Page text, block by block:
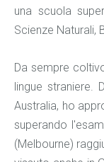
una scuola
Scienze Naturali,
Da sempre
lingue straniere.
Australia, ho
superando
(Melbourne)